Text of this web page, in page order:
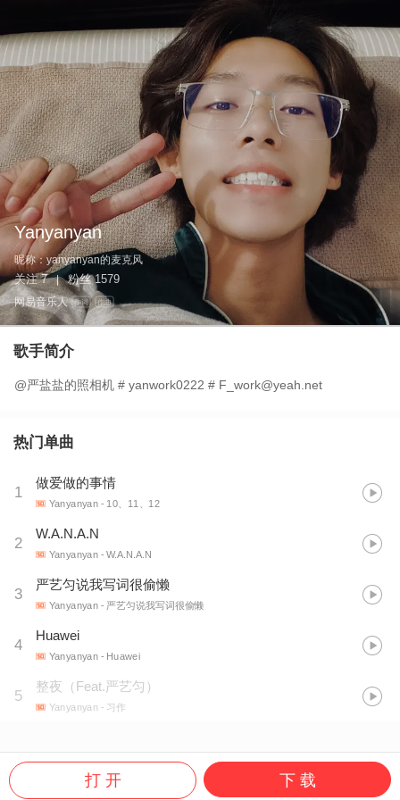
Yanyanyan
昵称：yanyanyan的麦克风
关注 7 | 粉丝 1579
网易音乐人 作词 作曲
歌手简介
@严盐盐的照相机 # yanwork0222 # F_work@yeah.net
热门单曲
1
做爱做的事情
Yanyanyan - 10、11、12
2
W.A.N.A.N
Yanyanyan - W.A.N.A.N
3
严艺匀说我写词很偷懒
Yanyanyan - 严艺匀说我写词很偷懒
4
Huawei
Yanyanyan - Huawei
5
整夜（Feat.严艺匀）
Yanyanyan - 习作
打 开 下 载